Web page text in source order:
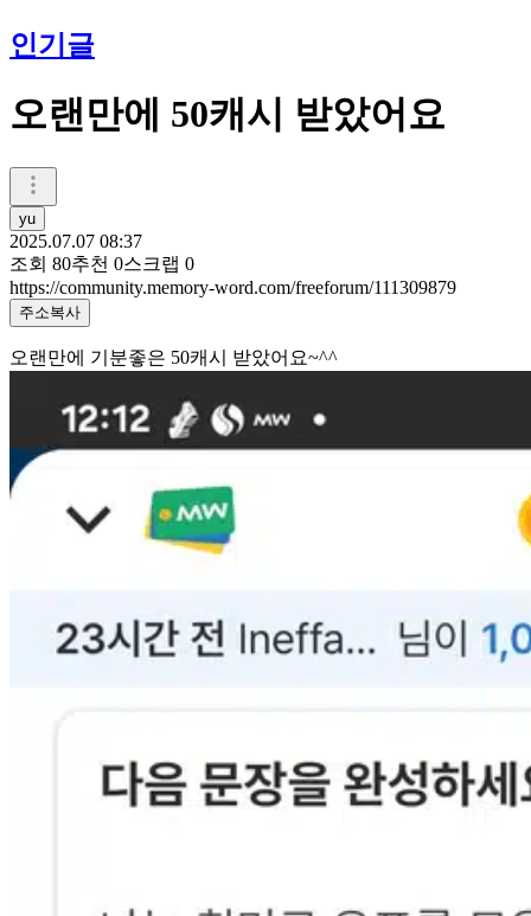
인기글
오랜만에 50캐시 받았어요
yu
2025.07.07 08:37
조회 80추천 0스크랩 0
https://community.memory-word.com/freeforum/111309879
주소복사
오랜만에 기분좋은 50캐시 받았어요~^^